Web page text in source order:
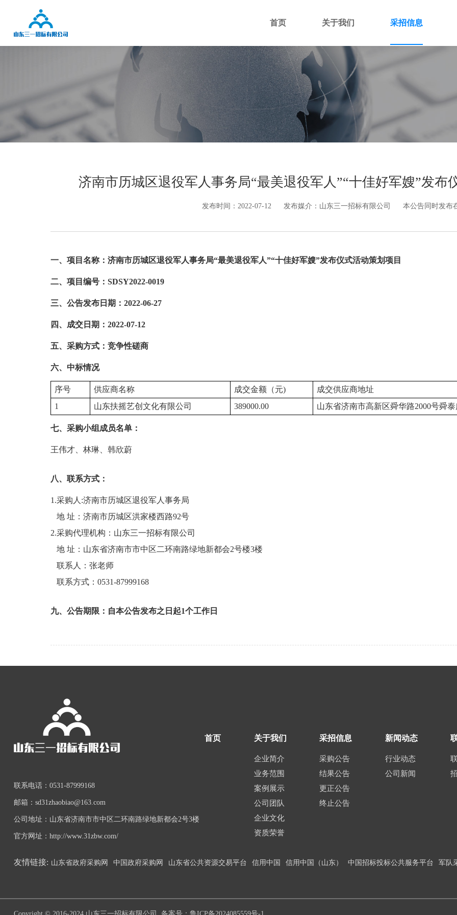
首页 关于我们 采招信息
济南市历城区退役军人事务局“最美退役军人”“十佳好军嫂”发布
发布时间：2022-07-12 发布媒介：山东三一招标有限公司 本公告同时发布
一、项目名称：济南市历城区退役军人事务局“最美退役军人”“十佳好军嫂”发布仪式活动策划项目
二、项目编号：SDSY2022-0019
三、公告发布日期：2022-06-27
四、成交日期：2022-07-12
五、采购方式：竞争性磋商
六、中标情况
序号 供应商名称 成交金额（元)
成交供应商地址
1
山东扶摇艺创文化有限公司 389000.00 山东省济南市高新区舜华路2000号舜泰
七、采购小组成员名单：
王伟才、林琳、韩欣蔚
八、联系方式：
1.采购人:济南市历城区退役军人事务局
地 址：济南市历城区洪家楼西路92号
2.采购代理机构：山东三一招标有限公司
地 址：山东省济南市市中区二环南路绿地新都会2号楼3楼
联系人：张老师
联系方式：0531-87999168
九、公告期限：自本公告发布之日起1个工作日
联系电话： 0531-87999168
邮箱： sd31zhaobiao@163.com
公司地址： 山东省济南市市中区二环南路绿地新都会2号3楼
官方网址： http://www.31zbw.com/
首页 关于我们
企业简介
业务范围
案例展示
公司团队
企业文化
资质荣誉
采招信息
采购公告
结果公告
更正公告
终止公告
新闻动态
行业动态
公司新闻
友情链接: 山东省政府采购网 中国政府采购网 山东省公共资源交易平台 信用中国 信用中国（山东） 中国招标投标公共服务平台 军队
Copyright © 2016-2024 山东三一招标有限公司 备案号：鲁ICP备2024085559号-1